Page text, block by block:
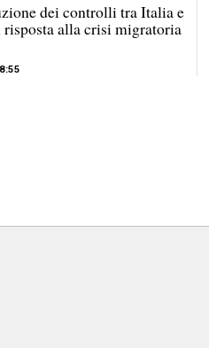
dei controlli tra Italia e
risposta alla crisi migratoria